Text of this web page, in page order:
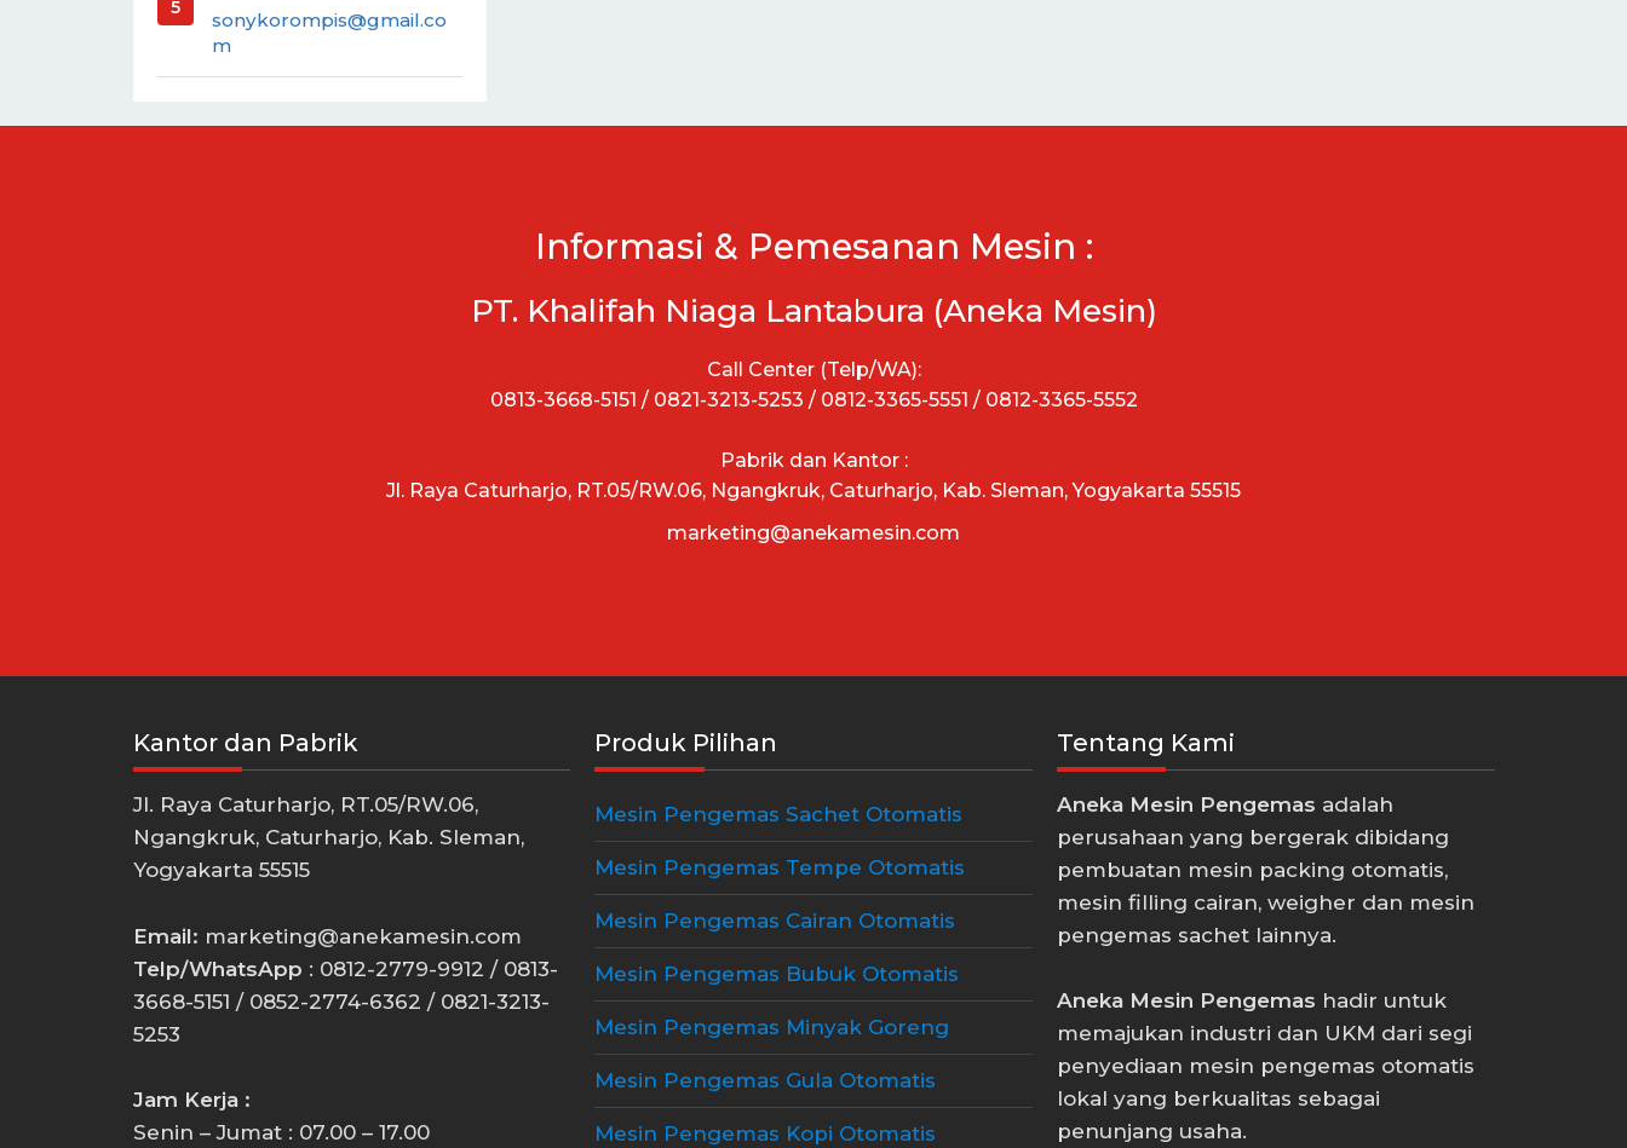
sonykorompis@gmail.co
m
Informasi & Pemesanan Mesin :
PT. Khalifah Niaga Lantabura (Aneka Mesin)
Call Center (Telp/WA):
0813-3668-5151 / 0821-3213-5253 / 0812-3365-5551 / 0812-3365-5552
Pabrik dan Kantor :
Jl. Raya Caturharjo, RT.05/RW.06, Ngangkruk, Caturharjo, Kab. Sleman, Yogyakarta 55515
marketing@anekamesin.com
Kantor dan Pabrik
Jl. Raya Caturharjo, RT.05/RW.06,
Ngangkruk, Caturharjo, Kab. Sleman,
Yogyakarta 55515
Email: marketing@anekamesin.com
Telp/WhatsApp : 0812-2779-9912 / 0813-
3668-5151 / 0852-2774-6362 / 0821-3213-
5253
Jam Kerja :
Senin – Jumat : 07.00 – 17.00
Produk Pilihan
Mesin Pengemas Sachet Otomatis
Mesin Pengemas Tempe Otomatis
Mesin Pengemas Cairan Otomatis
Mesin Pengemas Bubuk Otomatis
Mesin Pengemas Minyak Goreng
Mesin Pengemas Gula Otomatis
Mesin Pengemas Kopi Otomatis
Tentang Kami
Aneka Mesin Pengemas adalah
perusahaan yang bergerak dibidang
pembuatan mesin packing otomatis,
mesin filling cairan, weigher dan mesin
pengemas sachet lainnya.
Aneka Mesin Pengemas hadir untuk
memajukan industri dan UKM dari segi
penyediaan mesin pengemas otomatis
lokal yang berkualitas sebagai
penunjang usaha.